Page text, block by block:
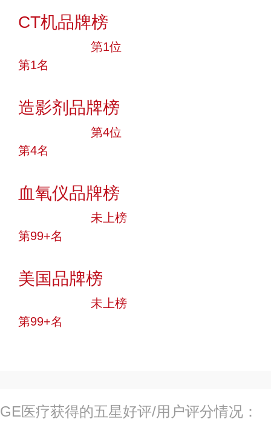
CT机品牌榜
第1位
第1名
造影剂品牌榜
第4位
第4名
血氧仪品牌榜
未上榜
第99+名
美国品牌榜
未上榜
第99+名
GE医疗获得的五星好评/用户评分情况：